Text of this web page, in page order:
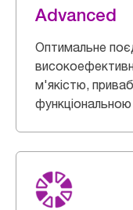
Advanced
Оптимальне
м'якістю,
функціональною